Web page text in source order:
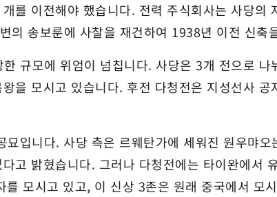
를 이전해야 했습니다. 전력 주식회사는 사당
의 송보룬에 사찰을 재건하여 1938년 이전 신축
규모에 위엄이 넘칩니다. 사당은 3개 전으로
을 모시고 있습니다. 후전 다청전은 지성선사
입니다. 사당 측은 르웨탄가에 세워진 원우먀
고 밝혔습니다. 그러나 다청전에는 타이완에서
모시고 있고, 이 신상 3존은 원래 중국에서 모